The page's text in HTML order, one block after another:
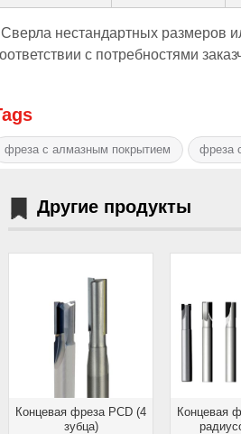
Сверла нестандартных размеров
с потребностями
фреза с алмазным покрытием фреза
Другие продукты
Концевая фреза PCD (4
зубца)
Концевая